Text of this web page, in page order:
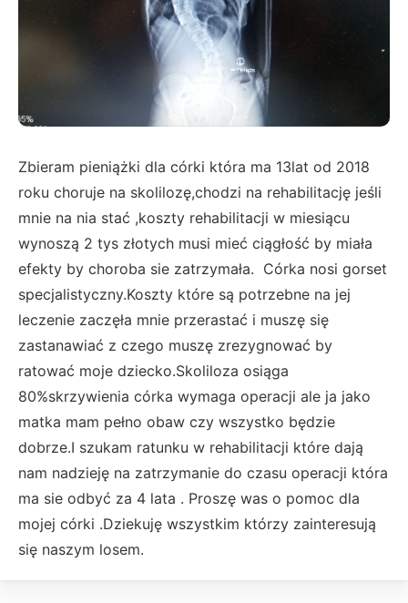
Zbieram pieniążki dla córki która ma 13lat od 2018
roku choruje na skolilozę,chodzi na rehabilitację jeśli
mnie na nia stać ,koszty rehabilitacji w miesiącu
wynoszą 2 tys złotych musi mieć ciągłość by miała
efekty by choroba sie zatrzymała. Córka nosi gorset
specjalistyczny.Koszty które są potrzebne na jej
leczenie zaczęła mnie przerastać i muszę się
zastanawiać z czego muszę zrezygnować by
ratować moje dziecko.Skoliloza osiąga
80%skrzywienia córka wymaga operacji ale ja jako
matka mam pełno obaw czy wszystko będzie
dobrze.I szukam ratunku w rehabilitacji które dają
nam nadzieję na zatrzymanie do czasu operacji która
ma sie odbyć za 4 lata . Proszę was o pomoc dla
mojej córki .Dziekuję wszystkim którzy zainteresują
się naszym losem.